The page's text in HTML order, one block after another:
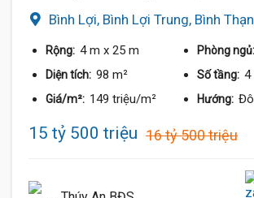
Bình Lợi, Bình Lợi Trung, Bình
Rộng: 4 m x 25 m Phòng ngủ:
Diện tích: 98 m² Số tầng: 4
Giá/m²: 149 triệu/m² Hướng:
15 tỷ 500 triệu 16 tỷ 500 triệu